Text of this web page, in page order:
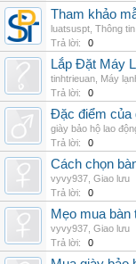
Tham khảo
luatsuspt Thông
Trả lời:
0
Lắp Đặt Máy
tinhtrieuan Máy
Trả lời:
0
Đặc điểm của
giày bảo hộ lao
Trả lời:
0
Cách chọn
vyvy937 Giao lưu
Trả lời:
0
Mẹo mua bàn
vyvy937 Giao lưu
Trả lời:
0